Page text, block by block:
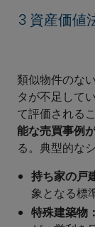
3 資産価値
類似物件のな
タが不足して
て評価される
能な売買事例
る。典型的な
持ち家の戸
象となる標
特殊建築物：